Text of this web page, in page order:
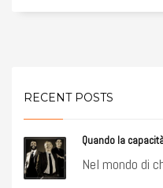
RECENT POSTS
Quando la
Nel mondo di